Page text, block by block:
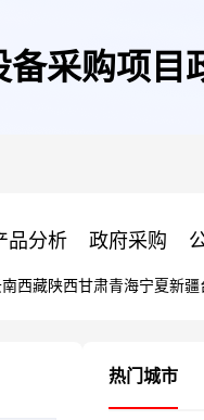
采购项目
品分析 政府采购
西藏陕西甘肃青海宁夏新疆
热门城市